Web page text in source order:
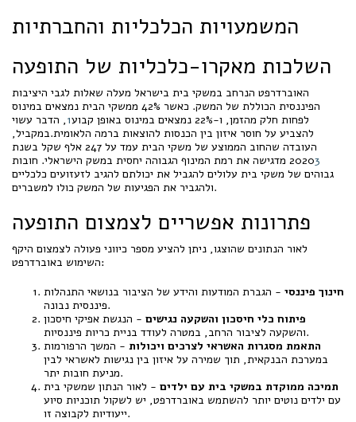
המשמעויות הכלכליות והחברתיות
השלכות מאקרו-כלכליות של התופעה
האוברדרפט הנרחב במשקי בית בישראל מעלה שאלות לגבי היציבות
הפיננסית הכוללת של המשק. כאשר 42% ממשקי הבית נמצאים במינוס
לפחות חלק מהזמן, ו-22% נמצאים במינוס באופן קבוע
1, הדבר עשוי
להצביע על חוסר איזון בין הכנסות להוצאות ברמה הלאומית.במקביל,
העובדה שהחוב הממוצע של משקי הבית עמד על 247 אלף שקל בשנת
20203
מדגישה את רמת המינוף הגבוהה יחסית במשק הישראלי. חובות
גבוהים של משקי בית עלולים להגביל את יכולתם להגיב לזעזועים כלכליים
ולהגביר את הפגיעות של המשק כולו למשברים.
פתרונות אפשריים לצמצום התופעה
לאור הנתונים שהוצגו, ניתן להציע מספר כיווני פעולה לצמצום היקף
השימוש באוברדרפט:
חינוך פיננסי - הגברת המודעות והידע של הציבור בנושאי התנהלות
פיננסית נבונה.
פיתוח כלי חיסכון והשקעה נגישים - הנגשת אפיקי חיסכון
והשקעה לציבור הרחב, במטרה לעודד בניית כריות פיננסיות.
התאמת מסגרות האשראי לצרכים ויכולות - המשך הרפורמות
במערכת הבנקאית, תוך שמירה על איזון בין נגישות לאשראי לבין
מניעת חובות יתר.
תמיכה ממוקדת במשקי בית עם ילדים - לאור הנתון שמשקי בית
עם ילדים נוטים יותר להשתמש באוברדרפט, יש לשקול תוכניות סיוע
ייעודיות לקבוצה זו.